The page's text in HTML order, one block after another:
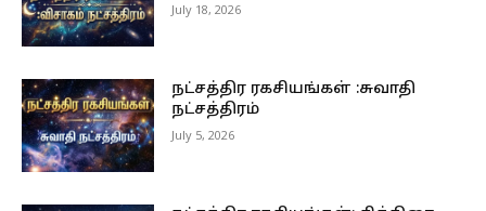
July 18, 2026
நட்சத்திர ரகசியங்கள் :சுவாதி
நட்சத்திரம்
July 5, 2026